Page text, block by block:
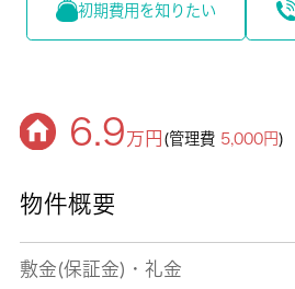
初期費用を知りたい
6.9万円 (管理費 5,000円)
物件概要
敷金(保証金)・礼金